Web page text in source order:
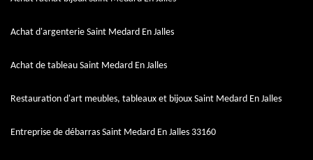
Achat d'argenterie Saint Medard En Jalles
Achat de tableau Saint Medard En Jalles
Restauration d'art meubles, tableaux et bijoux Saint Medard En Jalles
Entreprise de débarras Saint Medard En Jalles 33160